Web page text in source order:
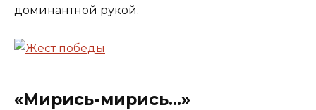
доминантной рукой.
«Мирись-мирись…»